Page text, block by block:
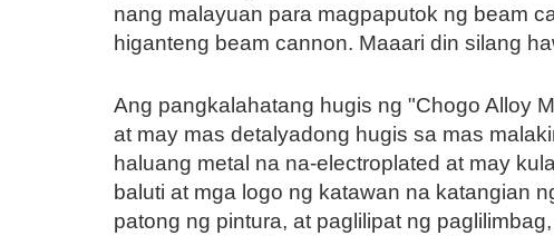
nang malayuan para magpaputok ng beam
higanteng beam cannon. Maaari din silang
Ang pangkalahatang hugis ng "Chogo Alloy
at may mas detalyadong hugis sa mas
haluang metal na na-electroplated at may
baluti at mga logo ng katawan na katangian
patong ng pintura, at paglilipat ng